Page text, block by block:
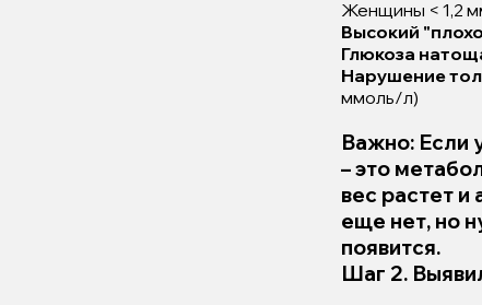
Женщины < 1,2
Высокий
Глюкоза
Нарушение
ммоль/л)
Важно: Если
– это
вес растет
еще нет, но
появится.
Шаг 2.